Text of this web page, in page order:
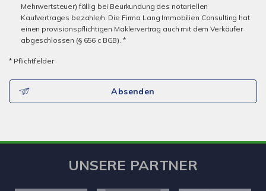
Mehrwertsteuer) fällig bei Beurkundung des notariellen
Kaufvertrages bezahle/n. Die Firma Lang Immobilien Consulting hat
einen provisionspflichtigen Maklervertrag auch mit dem Verkäufer
abgeschlossen (§ 656 c BGB). *
* Pflichtfelder
Absenden
UNSERE PARTNER